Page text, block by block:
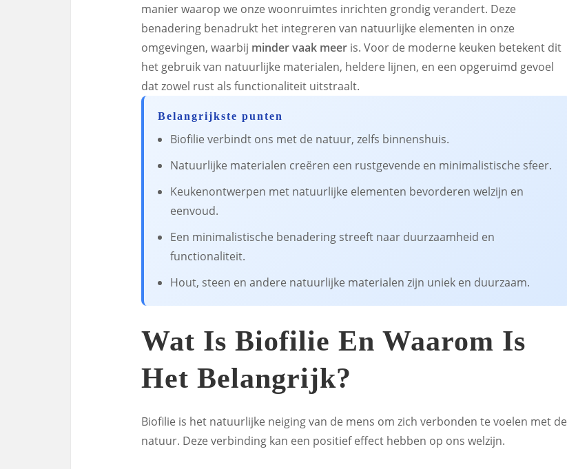
manier waarop we onze woonruimtes inrichten grondig verandert. Deze
benadering benadrukt het integreren van natuurlijke elementen in onze
omgevingen, waarbij minder vaak meer is. Voor de moderne keuken betekent dit
het gebruik van natuurlijke materialen, heldere lijnen, en een opgeruimd gevoel
dat zowel rust als functionaliteit uitstraalt.
Belangrijkste punten
Biofilie verbindt ons met de natuur, zelfs binnenshuis.
Natuurlijke materialen creëren een rustgevende en minimalistische sfeer.
Keukenontwerpen met natuurlijke elementen bevorderen welzijn en
eenvoud.
Een minimalistische benadering streeft naar duurzaamheid en
functionaliteit.
Hout, steen en andere natuurlijke materialen zijn uniek en duurzaam.
Wat Is Biofilie En Waarom Is
Het Belangrijk?
Biofilie is het natuurlijke neiging van de mens om zich verbonden te voelen met de
natuur. Deze verbinding kan een positief effect hebben op ons welzijn.